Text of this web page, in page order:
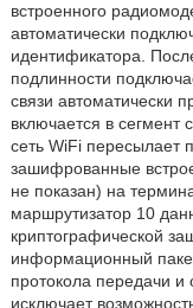
встроенного
автоматически
идентификатора.
подлинности
связи автоматически
включается в сегмент
сеть WiFi пересылает
зашифрованные
не показан) на
маршрутизатор 10
криптографической
информационный
протокола передачи и
исключает